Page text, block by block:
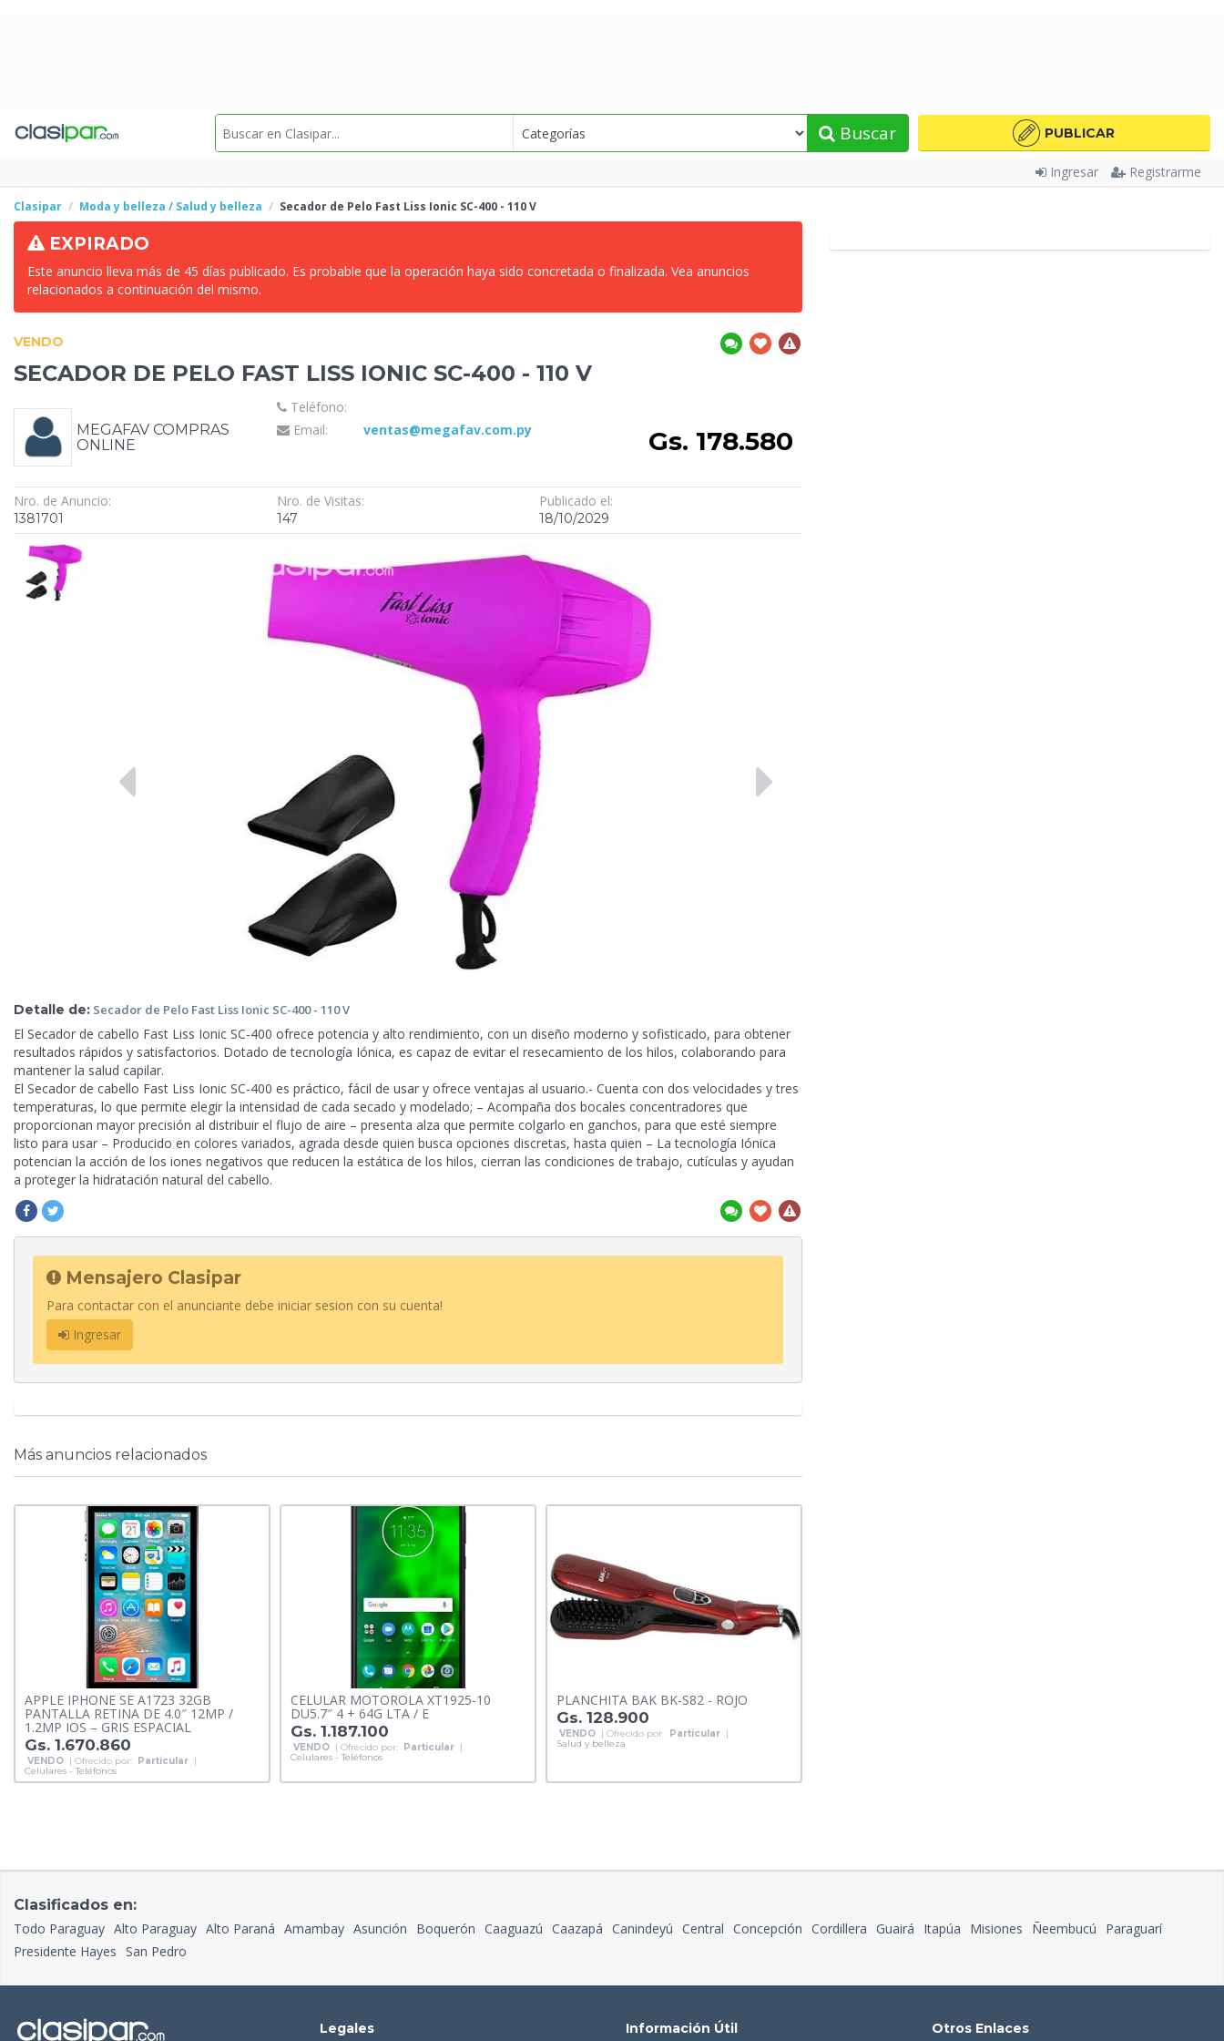
Buscar PUBLICAR
Ingresar Registrarme
Clasipar Moda y belleza / Salud y belleza Secador de Pelo Fast Liss Ionic SC-400 - 110 V
EXPIRADO
Este anuncio lleva más de 45 días publicado. Es probable que la operación haya sido concretada o finalizada. Vea anuncios
relacionados a continuación del mismo.
VENDO
SECADOR DE PELO FAST LISS IONIC SC-400 - 110 V
MEGAFAV COMPRAS
ONLINE
Teléfono:
Email:
ventas@megafav.com.py Gs. 178.580
Nro. de Anuncio:
1381701
Nro. de Visitas:
147
Publicado el:
18/10/2029
Detalle de: Secador de Pelo Fast Liss Ionic SC-400 - 110 V
El Secador de cabello Fast Liss Ionic SC-400 ofrece potencia y alto rendimiento, con un diseño moderno y sofisticado, para obtener
resultados rápidos y satisfactorios. Dotado de tecnología Iónica, es capaz de evitar el resecamiento de los hilos, colaborando para
mantener la salud capilar.
El Secador de cabello Fast Liss Ionic SC-400 es práctico, fácil de usar y ofrece ventajas al usuario.- Cuenta con dos velocidades y tres
temperaturas, lo que permite elegir la intensidad de cada secado y modelado; – Acompaña dos bocales concentradores que
proporcionan mayor precisión al distribuir el flujo de aire – presenta alza que permite colgarlo en ganchos, para que esté siempre
listo para usar – Producido en colores variados, agrada desde quien busca opciones discretas, hasta quien – La tecnología Iónica
potencian la acción de los iones negativos que reducen la estática de los hilos, cierran las condiciones de trabajo, cutículas y ayudan
a proteger la hidratación natural del cabello.
Mensajero Clasipar
Para contactar con el anunciante debe iniciar sesion con su cuenta!
Ingresar
Más anuncios relacionados
APPLE IPHONE SE A1723 32GB
PANTALLA RETINA DE 4.0″ 12MP /
1.2MP IOS – GRIS ESPACIAL
Gs. 1.670.860
VENDO | Ofrecido por: Particular |
Celulares - Teléfonos
CELULAR MOTOROLA XT1925-10
DU5.7″ 4 + 64G LTA / E
Gs. 1.187.100
VENDO | Ofrecido por: Particular |
Celulares - Teléfonos
PLANCHITA BAK BK-S82 - ROJO
Gs. 128.900
VENDO | Ofrecido por: Particular |
Salud y belleza
Clasificados en:
Todo Paraguay Alto Paraguay Alto Paraná Amambay Asunción Boquerón Caaguazú Caazapá Canindeyú Central Concepción Cordillera Guairá Itapúa Misiones Ñeembucú
Paraguarí
Presidente Hayes San Pedro
Legales Información Útil Otros Enlaces